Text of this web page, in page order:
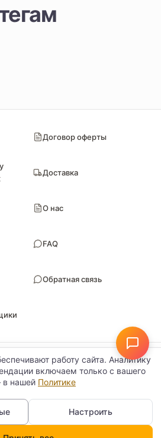
Договор оферты
Доставка
О нас
FAQ
Обратная связь
· ИНН 9102052170 · ОГРН 1149102107461
Настройки данных
работу сайта. Аналитику
включаем только с вашего
в нашей Политике
Настроить